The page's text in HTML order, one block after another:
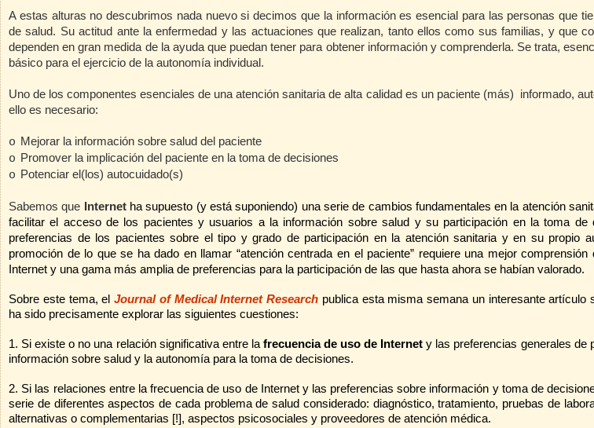
A estas alturas no descubrimos nada nuevo si decimos que la información es esencial para las personas que
de salud. Su actitud ante la enfermedad y las actuaciones que realizan, tanto ellos como sus familias, y que
dependen en gran medida de la ayuda que puedan tener para obtener información y comprenderla. Se trata,
básico para el ejercicio de la autonomía individual.
Uno de los componentes esenciales de una atención sanitaria de alta calidad es un paciente (más)
informado,
ello es necesario:
o Mejorar la información sobre salud del paciente
o Promover la implicación del paciente en la toma de decisiones
o Potenciar el(los) autocuidado(s)
Sabemos que Internet ha supuesto (y está suponiendo) una serie de cambios fundamentales en la atención
facilitar el acceso de los pacientes y usuarios a la información sobre salud y su participación en la toma de
preferencias de los pacientes sobre el tipo y grado de participación en la atención sanitaria y en su propio
promoción de lo que se ha dado en llamar “atención centrada en el paciente” requiere una mejor
Internet y una gama más amplia de preferencias para la participación de las que hasta ahora se habían valorado.
Sobre este tema, el Journal of Medical Internet Research publica esta misma semana un interesante artículo
ha sido precisamente explorar las siguientes cuestiones:
1. Si existe o no una relación significativa entre la frecuencia de uso de Internet y las preferencias generales de
información sobre salud y la autonomía para la toma de decisiones.
2. Si las relaciones entre la frecuencia de uso de Internet y las preferencias sobre información y toma de
serie de diferentes aspectos de cada problema de salud considerado: diagnóstico, tratamiento, pruebas de
alternativas o complementarias [!], aspectos psicosociales y proveedores de atención médica.